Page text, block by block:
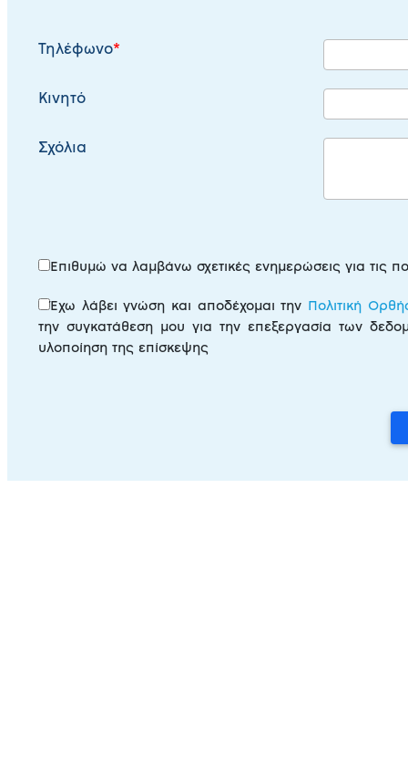
Τηλέφωνο
Κινητό
Σχόλια
Επιθυμώ να λαμβάνω σχετικές ενημερώσεις για τις
Έχω λάβει γνώση και αποδέχομαι την Πολιτική
την συγκατάθεση μου για την επεξεργασία των
υλοποίηση της επίσκεψης